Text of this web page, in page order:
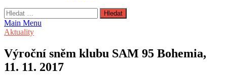
Vyhledávání
Main Menu
Aktuality
Výroční sněm klubu SAM 95 Bohemia,
11. 11. 2017